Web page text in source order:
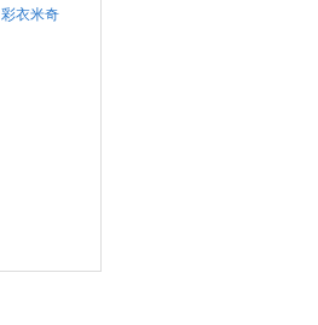
彩衣米奇